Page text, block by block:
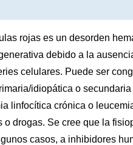
rojas es un desorden
debido a la
celulares. Puede ser
idiopática o
linfocítica crónica o
o drogas. Se cree que la
casos, a inhibidores